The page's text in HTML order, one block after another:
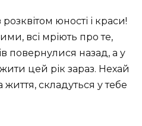
юності і краси!
всі мріють про те,
повернулися назад, а у
цей рік зараз. Нехай
життя, складуться у тебе